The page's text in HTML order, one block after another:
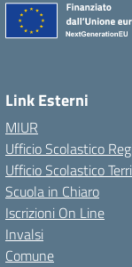
Link Esterni
MIUR
Ufficio Scolastico
Ufficio Scolastico
Scuola in Chiaro
Iscrizioni On Line
Invalsi
Comune